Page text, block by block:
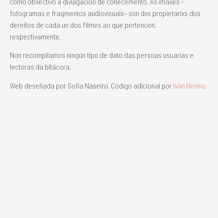
fotogramas e fragmentos audiovisuais– son dxs propietarixs dos
dereitos de cada un dos filmes ao que pertencen,
respectivamente.
Non recompilamos ningún tipo de dato das persoas usuarias e
lectoras da bitácora.
Web deseñada por Sofía Naseiro. Código adicional por Iván Hermo